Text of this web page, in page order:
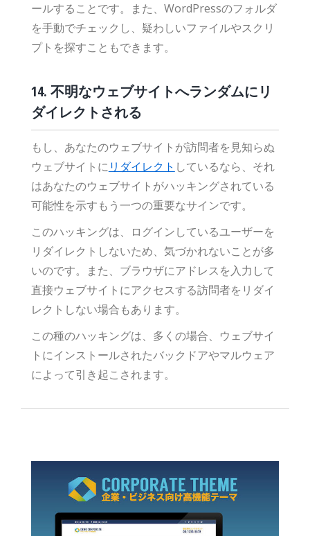
ールすることです。また、WordPressのフォルダ
を手動でチェックし、疑わしいファイルやスクリ
プトを探すこともできます。
14. 不明なウェブサイトへランダムにリ
ダイレクトされる
もし、あなたのウェブサイトが訪問者を見知らぬ
ウェブサイトにリダイレクト しているなら、それ
はあなたのウェブサイトがハッキングされている
可能性を示すもう一つの重要なサインです。
このハッキングは、ログインしているユーザーを
リダイレクトしないため、気づかれないことが多
いのです。また、ブラウザにアドレスを入力して
直接ウェブサイトにアクセスする訪問者をリダイ
レクトしない場合もあります。
この種のハッキングは、多くの場合、ウェブサイ
トにインストールされたバックドアやマルウェア
によって引き起こされます。